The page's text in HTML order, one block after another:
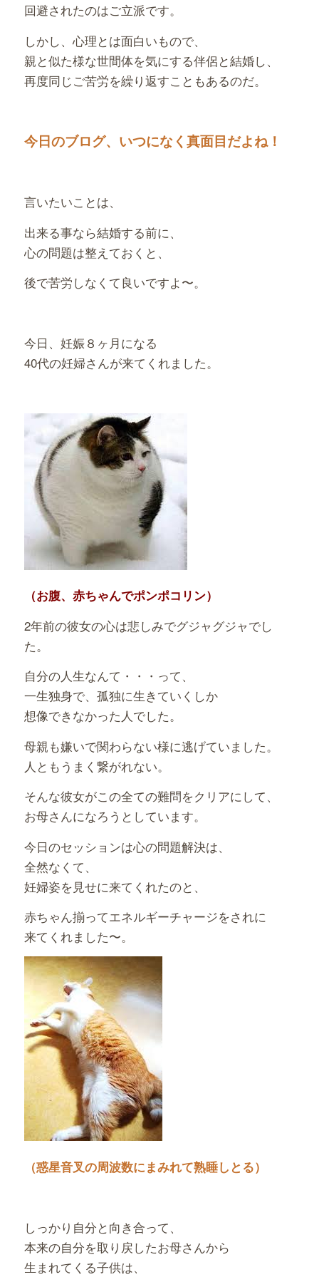
回避されたのはご立派です。
しかし、心理とは面白いもので、
親と似た様な世間体を気にする伴侶と結婚し、
再度同じご苦労を繰り返すこともあるのだ。
今日のブログ、いつになく真面目だよね！
言いたいことは、
出来る事なら結婚する前に、
心の問題は整えておくと、
後で苦労しなくて良いですよ〜。
今日、妊娠８ヶ月になる
40代の妊婦さんが来てくれました。
（お腹、赤ちゃんでポンポコリン）
2年前の彼女の心は悲しみでグジャグジャでし
た。
自分の人生なんて・・・って、
一生独身で、孤独に生きていくしか
想像できなかった人でした。
母親も嫌いで関わらない様に逃げていました。
人ともうまく繋がれない。
そんな彼女がこの全ての難問をクリアにして、
お母さんになろうとしています。
今日のセッションは心の問題解決は、
全然なくて、
妊婦姿を見せに来てくれたのと、
赤ちゃん揃ってエネルギーチャージをされに
来てくれました〜。
（惑星音叉の周波数にまみれて熟睡しとる）
しっかり自分と向き合って、
本来の自分を取り戻したお母さんから
生まれてくる子供は、